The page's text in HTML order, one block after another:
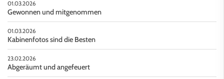
01.03.2026
Gewonnen und mitgenommen
01.03.2026
Kabinenfotos sind die Besten
23.02.2026
Abgeräumt und angefeuert